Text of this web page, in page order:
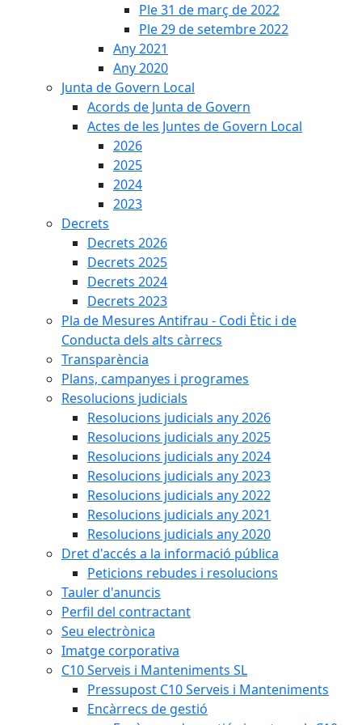
Ple 31 de març de 2022
Ple 29 de setembre 2022
Any 2021
Any 2020
Junta de Govern Local
Acords de Junta de Govern
Actes de les Juntes de Govern Local
2026
2025
2024
2023
Decrets
Decrets 2026
Decrets 2025
Decrets 2024
Decrets 2023
Pla de Mesures Antifrau - Codi Ètic i de
Conducta dels alts càrrecs
Transparència
Plans, campanyes i programes
Resolucions judicials
Resolucions judicials any 2026
Resolucions judicials any 2025
Resolucions judicials any 2024
Resolucions judicials any 2023
Resolucions judicials any 2022
Resolucions judicials any 2021
Resolucions judicials any 2020
Dret d'accés a la informació pública
Peticions rebudes i resolucions
Tauler d'anuncis
Perfil del contractant
Seu electrònica
Imatge corporativa
C10 Serveis i Manteniments SL
Pressupost C10 Serveis i Manteniments
Encàrrecs de gestió